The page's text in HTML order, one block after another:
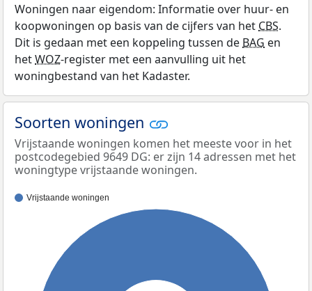
Woningen naar eigendom: Informatie over huur- en
koopwoningen op basis van de cijfers van het CBS.
Dit is gedaan met een koppeling tussen de BAG en
hetWOZ-register met een aanvulling uit het
woningbestand van het Kadaster.
Soorten woningen
Vrijstaande woningen komen het meeste voor in het
postcodegebied 9649 DG: er zijn 14 adressen met het
woningtype vrijstaande woningen.
Vrijstaande woningen